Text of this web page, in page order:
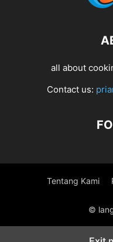
all about
Contact us:
Tentang Kami
©